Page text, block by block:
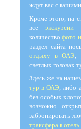
ждут вас с
Кроме этого, на
всеэкскурсии
количество фото
раздел сайта
отдыху в ОАЭ
светлых головах
Здесь же на
тур в ОАЭ ,
без особых
возможно
забронировать
трансфера в отель